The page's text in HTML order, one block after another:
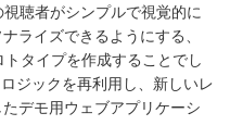
聴者がシンプルで視覚的に
ライズできるようにする、
タイプを作成することでし
ジックを再利用し、新しいレ
デモ用ウェブアプリケーシ